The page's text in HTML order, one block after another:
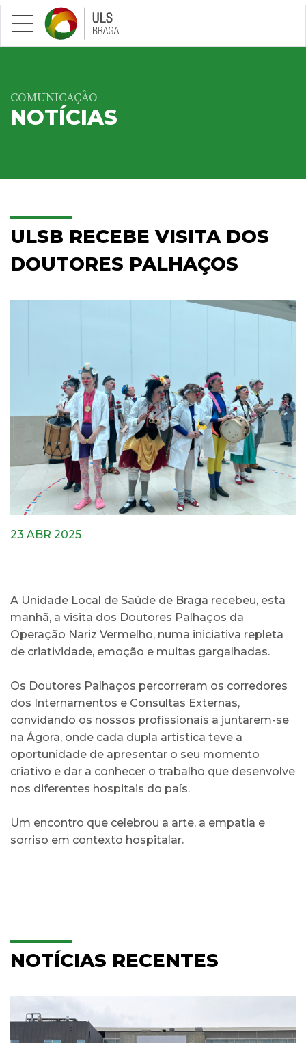
Saltar para conteúdo principal
COMUNICAÇÃO
NOTÍCIAS
ULSB RECEBE VISITA DOS
DOUTORES PALHAÇOS
23 ABR 2025
A Unidade Local de Saúde de Braga recebeu, esta
manhã, a visita dos Doutores Palhaços da
Operação Nariz Vermelho, numa iniciativa repleta
de criatividade, emoção e muitas gargalhadas.
Os Doutores Palhaços percorreram os corredores
dos Internamentos e Consultas Externas,
convidando os nossos profissionais a juntarem-se
na Ágora, onde cada dupla artística teve a
oportunidade de apresentar o seu momento
criativo e dar a conhecer o trabalho que desenvolve
nos diferentes hospitais do país.
Um encontro que celebrou a arte, a empatia e
sorriso em contexto hospitalar.
NOTÍCIAS RECENTES